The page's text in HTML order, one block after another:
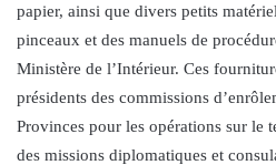
papier, ainsi que divers petits
pinceaux et des manuels de
Ministère de l’Intérieur. Ces
présidents des commissions
Provinces pour les opérations sur le
des missions diplomatiques et